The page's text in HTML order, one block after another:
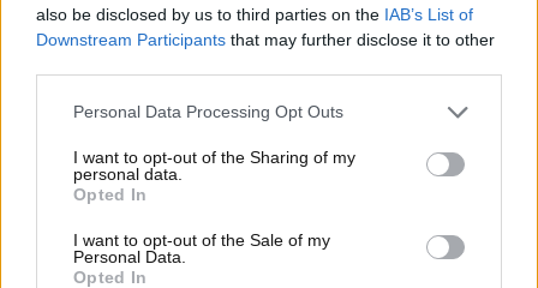
also be disclosed by us to third parties on the IAB’s List of
Downstream Participants that may further disclose it to other
Personal Data Processing Opt Outs
I want to opt-out of the Sharing of my
personal data.
Opted In
I want to opt-out of the Sale of my
Personal Data.
Opted In
stradali: c’è una nuova legge
La nuova legge non riguarderà il nostro Paese, ma è
comunque molto interessante da conoscere per
mondo. Si tratta di unanuova regola che verrà
imposta ai cittadini americani della California